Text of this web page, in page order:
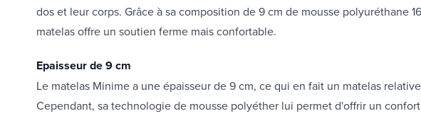
dos et leur corps. Grâce à sa composition de 9 cm de mousse polyuréthane
matelas offre un soutien ferme mais confortable.
Epaisseur de 9 cm
Le matelas Minime a une épaisseur de 9 cm, ce qui en fait un matelas
Cependant, sa technologie de mousse polyéther lui permet d'offrir un